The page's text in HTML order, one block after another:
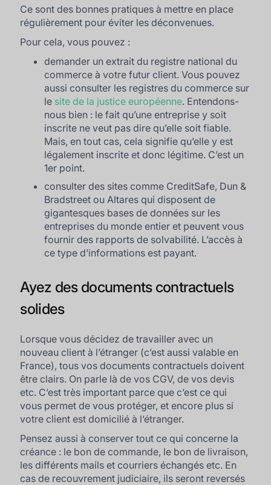
Ce sont des bonnes pratiques à mettre en place
régulièrement pour éviter les déconvenues.
Pour cela, vous pouvez :
demander un extrait du registre national du
commerce à votre futur client. Vous pouvez
aussi consulter les registres du commerce sur
le site de la justice européenne. Entendons-
nous bien : le fait qu’une entreprise y soit
inscrite ne veut pas dire qu’elle soit fiable.
Mais, en tout cas, cela signifie qu’elle y est
légalement inscrite et donc légitime. C’est un
1er point.
consulter des sites comme CreditSafe, Dun &
Bradstreet ou Altares qui disposent de
gigantesques bases de données sur les
entreprises du monde entier et peuvent vous
fournir des rapports de solvabilité. L’accès à
ce type d’informations est payant.
Ayez des documents contractuels
solides
Lorsque vous décidez de travailler avec un
nouveau client à l’étranger (c’est aussi valable en
France), tous vos documents contractuels doivent
être clairs. On parle là de vos CGV, de vos devis
etc. C’est très important parce que c’est ce qui
vous permet de vous protéger, et encore plus si
votre client est domicilié à l’étranger.
Pensez aussi à conserver tout ce qui concerne la
créance : le bon de commande, le bon de livraison,
les différents mails et courriers échangés etc. En
cas de recouvrement judiciaire, ils seront reversés